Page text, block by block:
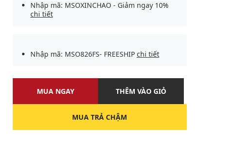
Nhập mã: MSOXINCHAO - Giảm ngay 10%
chi tiết
Nhập mã: MSO826FS- FREESHIP chi tiết
MUA NGAY THÊM VÀO GIỎ
MUA TRẢ CHẬM